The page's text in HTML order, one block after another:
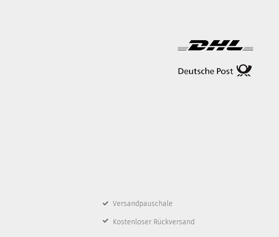
Versandpauschale
Kostenloser Rückversand